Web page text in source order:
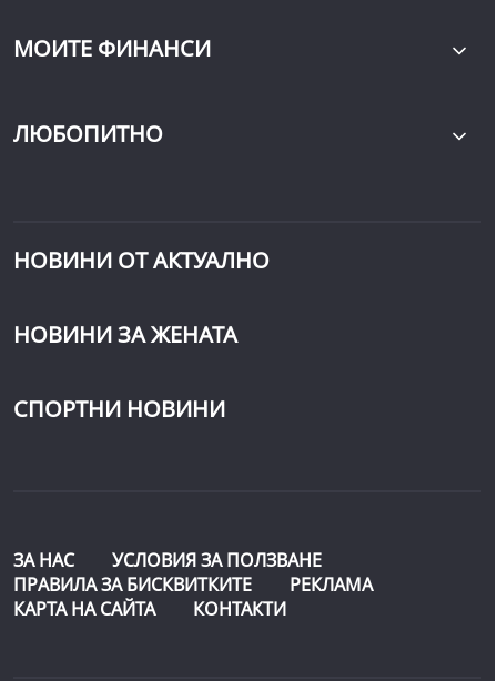
МОИТЕ ФИНАНСИ
ЛЮБОПИТНО
НОВИНИ ОТ АКТУАЛНО
НОВИНИ ЗА ЖЕНАТА
СПОРТНИ НОВИНИ
ЗА НАС
УСЛОВИЯ ЗА ПОЛЗВАНЕ
ПРАВИЛА ЗА БИСКВИТКИТЕ
РЕКЛАМА
КАРТА НА САЙТА
КОНТАКТИ